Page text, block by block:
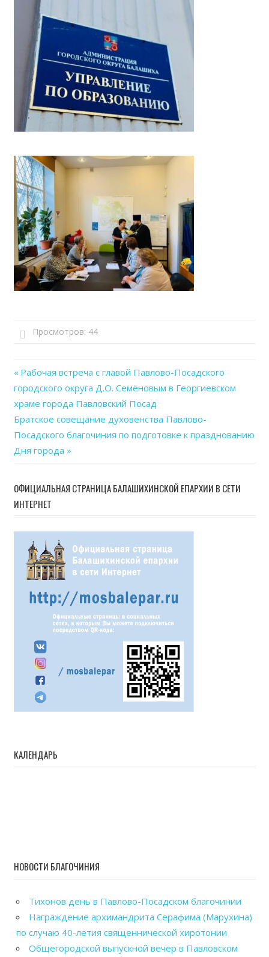
Просмотров: 44
Навигация
по
записям
Previous
Post:
Рабочая встреча с главой Павлово-Посадского
городского округа Д.О. Семёновым в Георгиевском
храме города Павловский Посад
Next
Post:
Братское совещание духовенства Павлово-
Посадского благочиния по подготовке к празднованию
Дня города
ОФИЦИАЛЬНАЯ СТРАНИЦА БАЛАШИХИНСКОЙ ЕПАРХИИ В СЕТИ
ИНТЕРНЕТ
КАЛЕНДАРЬ
НОВОСТИ БЛАГОЧИНИЯ
Тихонов день в Павлово-Посадском благочинии
Награждение архимандрита Серафима (Марухина)
по случаю 40-летия священнической хиротонии
Общегородской выпускной вечер в Павловском